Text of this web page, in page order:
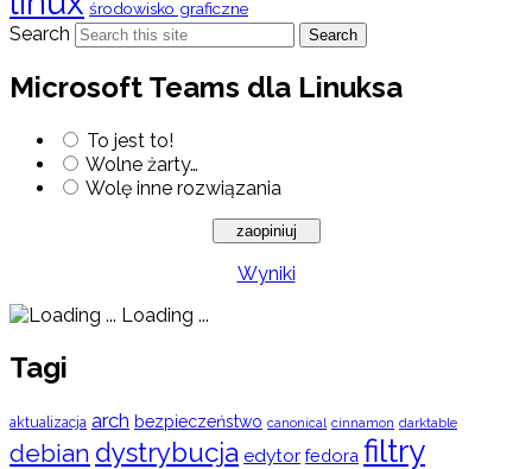
środowisko graficzne
Search Search
Microsoft Teams dla Linuksa
To jest to!
Wolne żarty…
Wolę inne rozwiązania
Wyniki
Loading ...
Tagi
aktualizacja arch bezpieczeństwo canonical cinnamon darktable
debian dystrybucja edytor fedora filtry